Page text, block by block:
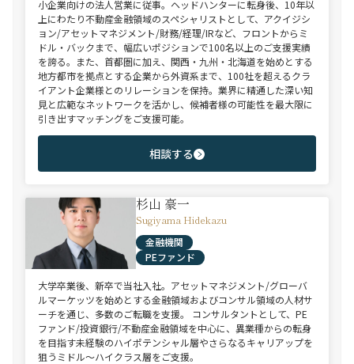
小企業向けの法人営業に従事。ヘッドハンターに転身後、10年以
上にわたり不動産金融領域のスペシャリストとして、アクイジシ
ョン/アセットマネジメント/財務/経理/IRなど、フロントからミ
ドル・バックまで、幅広いポジションで100名以上のご支援実績
を誇る。また、首都圏に加え、関西・九州・北海道を始めとする
地方都市を拠点とする企業から外資系まで、100社を超えるクラ
イアント企業様とのリレーションを保持。業界に精通した深い知
見と広範なネットワークを活かし、候補者様の可能性を最大限に
引き出すマッチングをご支援可能。
相談する
杉山 豪一
Sugiyama Hidekazu
金融機関
PEファンド
大学卒業後、新卒で当社入社。アセットマネジメント/グローバ
ルマーケッツを始めとする金融領域およびコンサル領域の人材サ
ーチを通じ、多数のご転職を支援。 コンサルタントとして、PE
ファンド/投資銀行/不動産金融領域を中心に、異業種からの転身
を目指す未経験のハイポテンシャル層やさらなるキャリアップを
狙うミドル～ハイクラス層をご支援。